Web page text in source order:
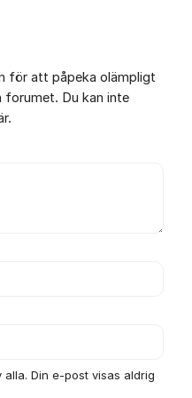
för att påpeka olämpligt
forumet. Du kan inte
Din e-post visas aldrig